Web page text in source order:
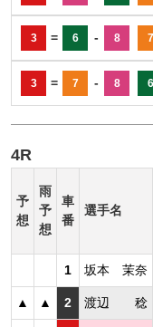
3 = 6 - 8 7
3 = 7 - 8 6
4R
予
想
雨
予
想
車
番
選手名
1 坂本 茉奈
▲ ▲ 2 渡辺 稔